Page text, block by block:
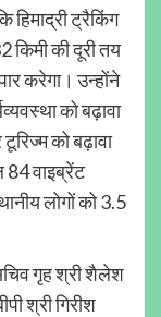
ट्रैकिंग
की दूरी तय
करेगा। उन्होंने
को बढ़ावा
को बढ़ावा
वाइब्रेंट
लोगों को 3.5
गृह श्री शैलेश
श्री गिरीश